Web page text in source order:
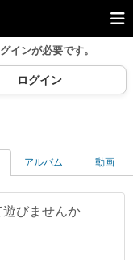
インが必要です。
ログイン
アルバム 動画
びませんか